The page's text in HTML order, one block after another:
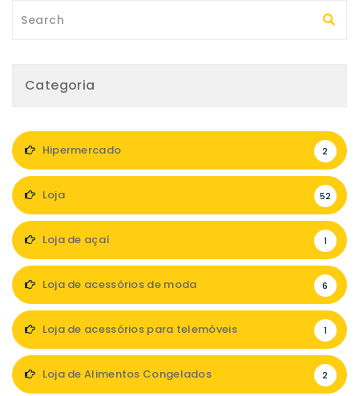
Categoria
Hipermercado 2
Loja 52
Loja de açaí 1
Loja de acessórios de moda 6
Loja de acessórios para telemóveis 1
Loja de Alimentos Congelados 2